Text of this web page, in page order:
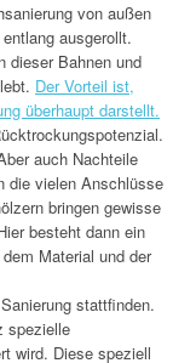
von außen
ausgerollt.
dieser Bahnen und
Der Vorteil ist,
überhaupt darstellt.
auch Nachteile
die vielen Anschlüsse
bringen gewisse
besteht dann ein
Material und der
stattfinden.
spezielle
wird. Diese speziell